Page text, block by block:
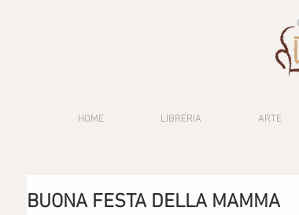
HOME LIBRERIA ARTE
BUONA FESTA DELLA MAMMA